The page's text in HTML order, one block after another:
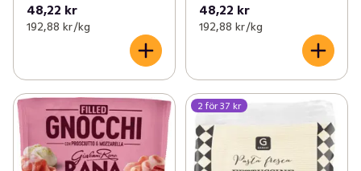
48,22 kr
192,88 kr /kg
48,22 kr
192,88 kr /kg
2 för 37 kr